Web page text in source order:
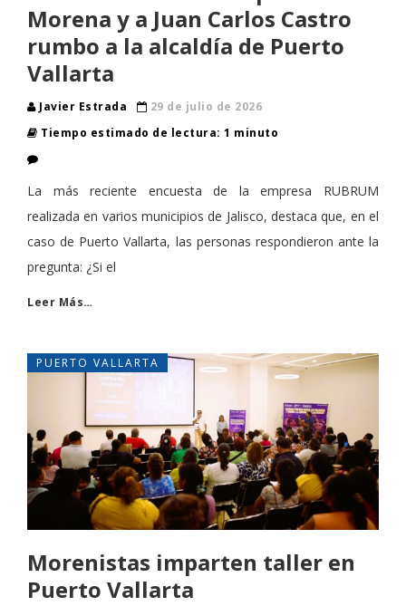
Morena y a Juan Carlos Castro
rumbo a la alcaldía de Puerto
Vallarta
Javier Estrada
29 de julio de 2026
Tiempo estimado de lectura: 1 minuto
La más reciente encuesta de la empresa RUBRUM
realizada en varios municipios de Jalisco, destaca que, en el
caso de Puerto Vallarta, las personas respondieron ante la
pregunta: ¿Si el
Leer Más…
PUERTO VALLARTA
Morenistas imparten taller en
Puerto Vallarta